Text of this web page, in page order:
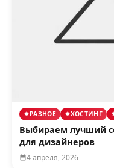
РАЗНОЕ ХОСТИНГ
Выбираем лучший
для дизайнеров
4 апреля, 2026